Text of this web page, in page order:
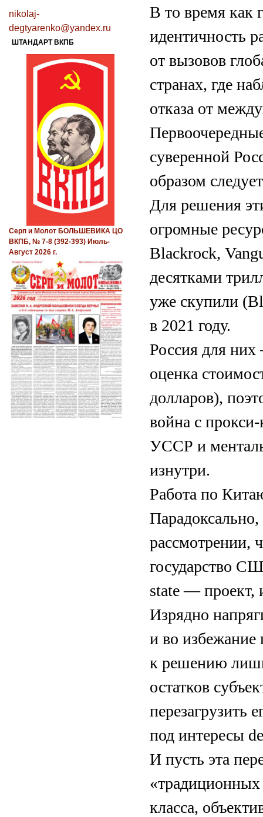
В то время как
идентичность
от вызовов
странах, где
отказа от
суверенной
образом
Для решения
огромные
Blackrock,
десятками
уже скупили
в 2021 году.
Россия для них
оценка
долларов),
война с
УССР и
изнутри.
Работа по
рассмотрении,
государство
state — проект,
Изрядно
и во избежание
к решению
остатков
перезагрузить
под интересы
И пусть эта
«традиционных
класса,
nikolaj-
degtyarenko@yandex.ru
ШТАНДАРТ ВКПБ
Серп и Молот БОЛЬШЕВИКА ЦО
ВКПБ, № 7-8 (392-393) Июль-
Август 2026 г.